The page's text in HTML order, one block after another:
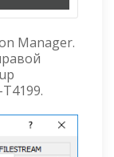
Manager.